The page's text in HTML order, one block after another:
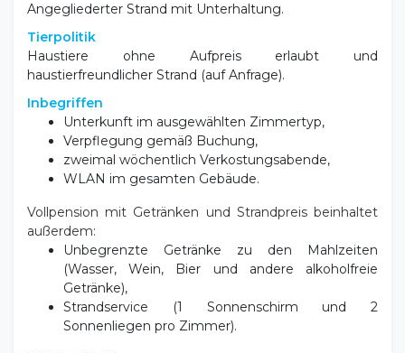
Angegliederter Strand mit Unterhaltung.
Tierpolitik
Haustiere ohne Aufpreis erlaubt und
haustierfreundlicher Strand (auf Anfrage).
Inbegriffen
Unterkunft im ausgewählten Zimmertyp,
Verpflegung gemäß Buchung,
zweimal wöchentlich Verkostungsabende,
WLAN im gesamten Gebäude.
Vollpension mit Getränken und Strandpreis beinhaltet
außerdem:
Unbegrenzte Getränke zu den Mahlzeiten
(Wasser, Wein, Bier und andere alkoholfreie
Getränke),
Strandservice (1 Sonnenschirm und 2
Sonnenliegen pro Zimmer).